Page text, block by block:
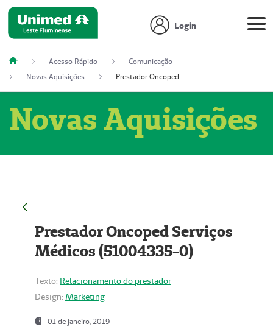
Login
Acesso Rápido
Comunicação
Novas Aquisições
Prestador Oncoped Serviços Médicos (51004335-0)
Novas Aquisições
Prestador Oncoped Serviços
Médicos (51004335-0)
Texto: Relacionamento do prestador
Design: Marketing
01 de janeiro, 2019